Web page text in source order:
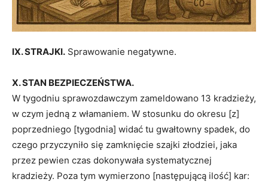
IX. STRAJKI. Sprawowanie negatywne.
X. STAN BEZPIECZEŃSTWA.
W tygodniu sprawozdawczym zameldowano 13 kradzieży,
w czym jedną z włamaniem. W stosunku do okresu [z]
poprzedniego [tygodnia] widać tu gwałtowny spadek, do
czego przyczyniło się zamknięcie szajki złodziei, jaka
przez pewien czas dokonywała systematycznej
kradzieży. Poza tym wymierzono [następującą ilość] kar: